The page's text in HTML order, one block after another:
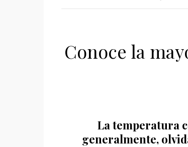
Conoce la
La temperatura
generalmente,